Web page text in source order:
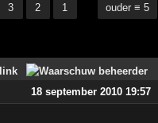
3 2 1 ouder ≡ 5
18 september 2010 19:57